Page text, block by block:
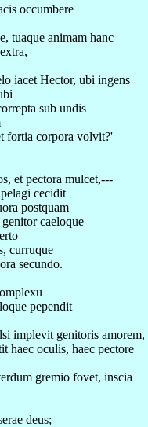
occumbere
tuaque animam hanc
iacet Hector, ubi ingens
sub undis
fortia corpora volvit?'
et pectora mulcet,---
cecidit
postquam
caeloque
curruque
secundo.
pependit
implevit genitoris amorem,
haec oculis, haec pectore
gremio fovet, inscia
deus;